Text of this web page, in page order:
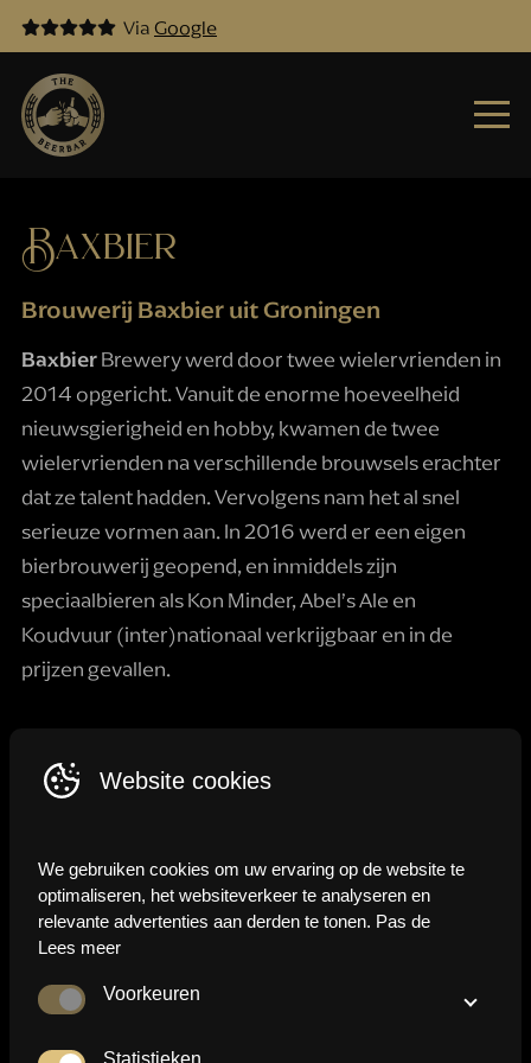
Via Google
Baxbier
Brouwerij Baxbier uit Groningen
Baxbier Brewery werd door twee wielervrienden in
2014 opgericht. Vanuit de enorme hoeveelheid
nieuwsgierigheid en hobby, kwamen de twee
wielervrienden na verschillende brouwsels erachter
dat ze talent hadden. Vervolgens nam het al snel
serieuze vormen aan. In 2016 werd er een eigen
bierbrouwerij geopend, en inmiddels zijn
speciaalbieren als Kon Minder, Abel’s Ale en
Koudvuur (inter)nationaal verkrijgbaar en in de
prijzen gevallen.
Playful
speciaalbierente ontwikkelen, vaak met veel hop of
een leuke twist. Daarnaast beschikt Baxbier over een
eigen Proeflokaal in Groningen waar je heerlijk kunt
eten, aan het water kunt zitten en waar veel
bekend om de liefde voor spelen en experimenteren,
Website cookies
We gebruiken cookies om uw ervaring op de website te
optimaliseren, het websiteverkeer te analyseren en
relevante advertenties aan derden te tonen. Pas de
instellingen naar wens aan, of klik op 'Opslaan' om
Lees meer
Voorkeuren
behoren functioneert. Ook houden we met deze cookies
Statistieken